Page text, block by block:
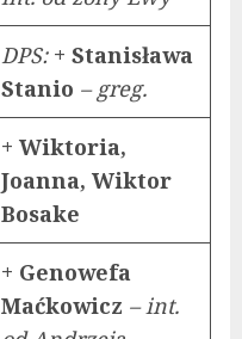
DPS: + Stanisława
Stanio – greg.
+ Wiktoria,
Joanna, Wiktor
Bosake
+ Genowefa
Maćkowicz – int.